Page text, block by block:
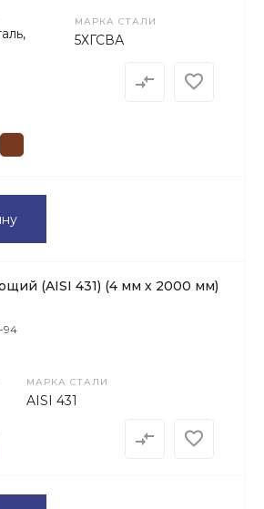
МАРКА СТАЛИ
5ХГСВА
(AISI 431) (4 мм х 2000 мм)
94
МАРКА СТАЛИ
AISI 431